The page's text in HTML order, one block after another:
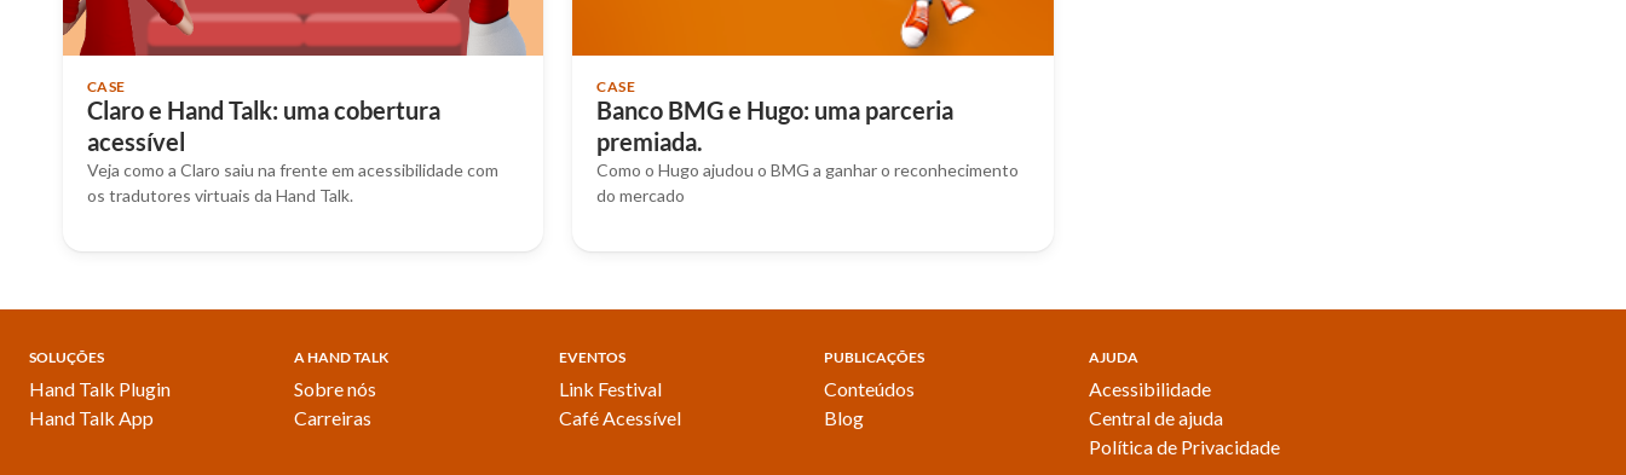
CASE
Claro e Hand Talk: uma cobertura
acessível
Veja como a Claro saiu na frente em acessibilidade com
os tradutores virtuais da Hand Talk.
CASE
Banco BMG e Hugo: uma parceria
premiada.
Como o Hugo ajudou o BMG a ganhar o reconhecimento
do mercado
SOLUÇÕES
Hand Talk Plugin
Hand Talk App
A HAND TALK
Sobre nós
Carreiras
EVENTOS
Link Festival
Café Acessível
PUBLICAÇÕES
Conteúdos
Blog
AJUDA
Acessibilidade
Central de ajuda
Política de Privacidade